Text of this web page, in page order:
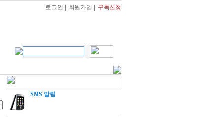
로그인 회원가입 구독신청
SMS 알림